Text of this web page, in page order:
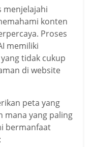
namadomain.
menjelajahi
konten
Proses
memiliki
tidak cukup
di website
peta yang
mana yang paling
bermanfaat